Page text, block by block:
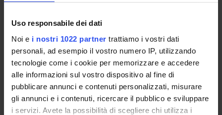
Uso responsabile dei dati
Noi e i nostri 1022 partner trattiamo i vostri dati
personali, ad esempio il vostro numero IP, utilizzando
tecnologie come i cookie per memorizzare e accedere
alle informazioni sul vostro dispositivo al fine di
pubblicare annunci e contenuti personalizzati, misurare
gli annunci e i contenuti, ricercare il pubblico e sviluppare
i servizi. Avete la possibilità di scegliere chi utilizza i
Academic Calendar
Lesson timetable
Exam calendar
Notices
Thesis and internship proposals
Governing bodies
Faculty staff